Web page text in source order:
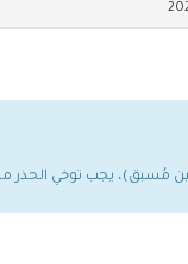
مُسبق)، يجب توخي الحذر